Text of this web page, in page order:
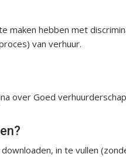
maken hebben met
van verhuur.
over Goed
in te vullen